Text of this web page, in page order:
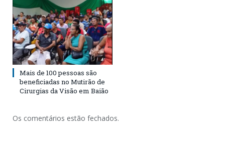
Mais de 100 pessoas são
beneficiadas no Mutirão de
Cirurgias da Visão em Baião
Os comentários estão fechados.